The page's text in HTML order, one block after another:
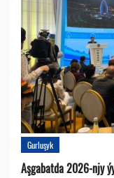
Gurluşyk
Aşgabatda 2026-njy